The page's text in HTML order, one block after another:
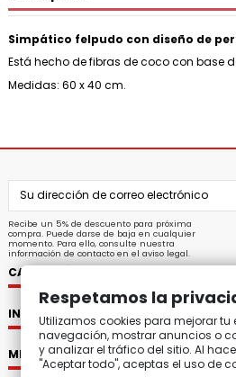
Simpático felpudo con diseño de
Está hecho de fibras de coco con base
Medidas: 60 x 40 cm.
Recibe un 5% de descuento para próxima
compra. Puede darse de baja en cualquier
momento. Para ello, consulte nuestra
información de contacto en el aviso legal.
CATEGORÍAS
INFORMACIÓN
MI CUENTA
Respetamos la
Utilizamos cookies para mejorar tu
navegación, mostrar anuncios o
y analizar el tráfico del sitio. Al
"Aceptar todo", aceptas el uso de